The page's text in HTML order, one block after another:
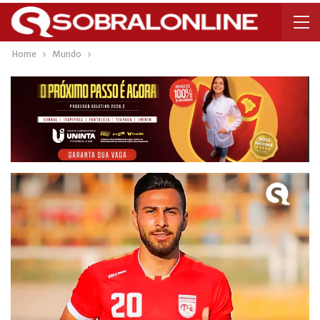
Home Mundo